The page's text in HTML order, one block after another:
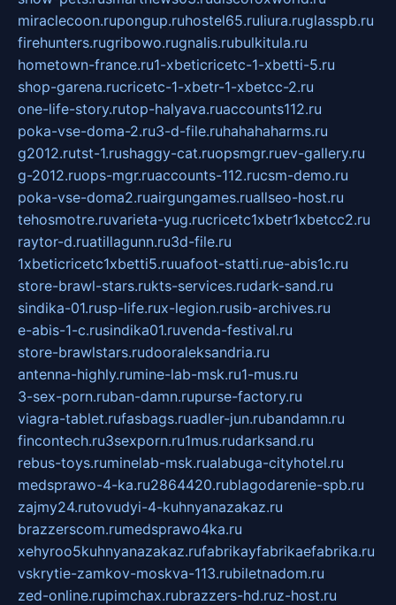
miraclecoon.rupongup.ruhostel65.ruliura.ruglasspb.ru
firehunters.rugribowo.rugnalis.rubulkitula.ru
hometown-france.ru1-xbeticricetc-1-xbetti-5.ru
shop-garena.rucricetc-1-xbetr-1-xbetcc-2.ru
one-life-story.rutop-halyava.ruaccounts112.ru
poka-vse-doma-2.ru3-d-file.ruhahahaharms.ru
g2012.rutst-1.rushaggy-cat.ruopsmgr.ruev-gallery.ru
g-2012.ruops-mgr.ruaccounts-112.rucsm-demo.ru
poka-vse-doma2.ruairgungames.ruallseo-host.ru
tehosmotre.ruvarieta-yug.rucricetc1xbetr1xbetcc2.ru
raytor-d.ruatillagunn.ru3d-file.ru
1xbeticricetc1xbetti5.ruuafoot-statti.rue-abis1c.ru
store-brawl-stars.rukts-services.rudark-sand.ru
sindika-01.rusp-life.rux-legion.rusib-archives.ru
e-abis-1-c.rusindika01.ruvenda-festival.ru
store-brawlstars.rudooraleksandria.ru
antenna-highly.rumine-lab-msk.ru1-mus.ru
3-sex-porn.ruban-damn.rupurse-factory.ru
viagra-tablet.rufasbags.ruadler-jun.rubandamn.ru
fincontech.ru3sexporn.ru1mus.rudarksand.ru
rebus-toys.ruminelab-msk.rualabuga-cityhotel.ru
medsprawo-4-ka.ru2864420.rublagodarenie-spb.ru
zajmy24.rutovudyi-4-kuhnyanazakaz.ru
brazzerscom.rumedsprawo4ka.ru
xehyroo5kuhnyanazakaz.rufabrikayfabrikaefabrika.ru
vskrytie-zamkov-moskva-113.rubiletnadom.ru
zed-online.rupimchax.rubrazzers-hd.ruz-host.ru